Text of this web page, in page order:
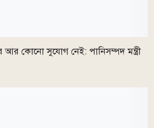
আর কোনো সুযোগ নেই: পানিসম্পদ মন্ত্রী